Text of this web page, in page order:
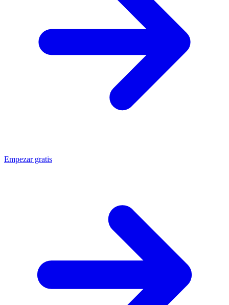
Empezar gratis